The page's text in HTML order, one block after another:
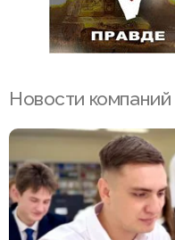
Новости компаний